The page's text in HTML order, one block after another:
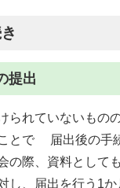
提出
られていないもの
とで 届出後の手
の際、資料として
し、届出を行う1